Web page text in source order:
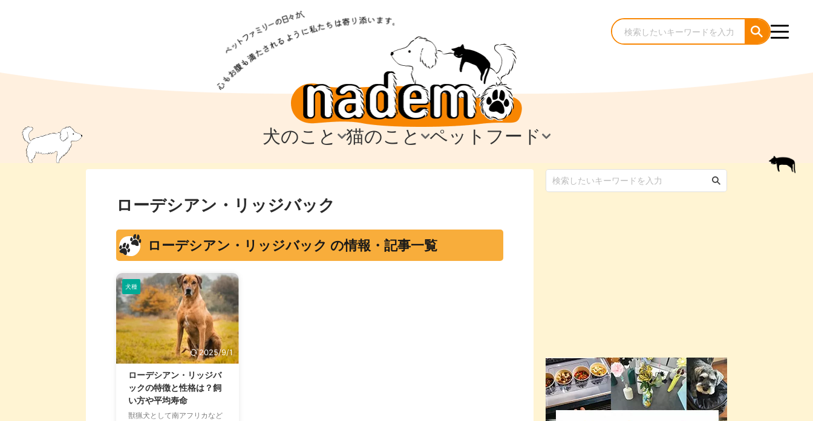
犬のこと
犬のこと
犬のケア・お手入れ
犬のしつけ
犬のアイテム 愛犬とお出かけ
猫のこと
猫のこと
猫のケア・お手入れ
猫のしつけ
猫のアイテム 愛猫とお出かけ
ペットフード
ペットフード
ローデシアン・リッジバック
ローデシアン・リッジバック の情報・記事一覧
犬種
2025/9/1
ローデシアン・リッジバ
ックの特徴と性格は？飼
い方や平均寿命
獣猟犬として南アフリカなど